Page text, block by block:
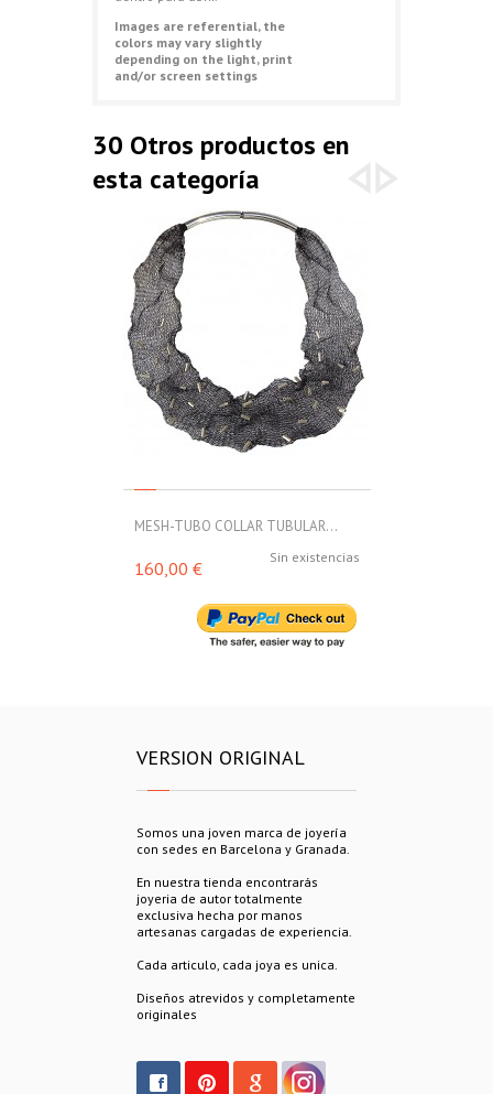
Images are referential, the
colors may vary slightly
depending on the light, print
and/or screen settings
30 Otros productos en
esta categoría
MESH-TUBO COLLAR TUBULAR...
Sin existencias
160,00 €
VERSION ORIGINAL
Somos una joven marca de joyería
con sedes en Barcelona y Granada.
En nuestra tienda encontrarás
joyeria de autor totalmente
exclusiva hecha por manos
artesanas cargadas de experiencia.
Cada articulo, cada joya es unica.
Diseños atrevidos y completamente
originales